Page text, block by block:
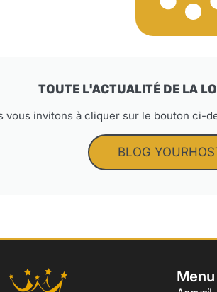
TOUTE L'ACTUALITÉ DE LA
vous invitons à cliquer sur le bouton ci-
BLOG
Menu